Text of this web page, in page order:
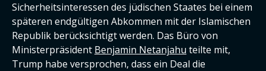
Sicherheitsinteressen des jüdischen Staates bei einem
späteren endgültigen Abkommen mit der Islamischen
Republik berücksichtigt werden. Das Büro von
Ministerpräsident Benjamin Netanjahu teilte mit,
Trump habe versprochen, dass ein Deal die